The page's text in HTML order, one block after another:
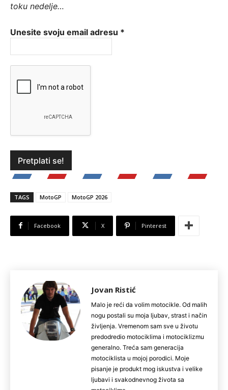
toku nedelje…
Unesite svoju email adresu *
TAGS MotoGP MotoGP 2026
Facebook X Pinterest
Jovan Ristić
Malo je reći da volim motocikle. Od malih
nogu postali su moja ljubav, strast i način
življenja. Vremenom sam sve u životu
predodredio motociklima i motociklizmu
generalno. Treća sam generacija
motociklista u mojoj porodici. Moje
pisanje je produkt mog iskustva i velike
ljubavi i svakodnevnog života sa